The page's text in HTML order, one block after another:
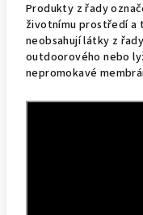
Produkty z řady
životnímu prostředí a
neobsahují látky z
outdoorového nebo
nepromokavé